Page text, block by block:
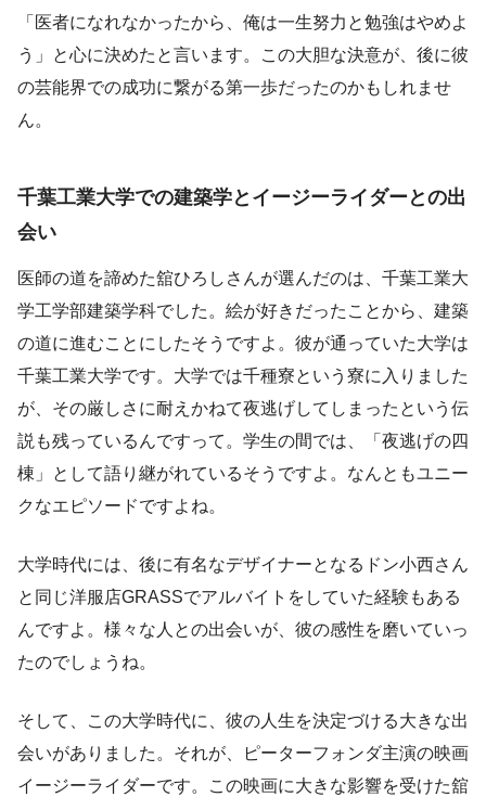
「医者になれなかったから、俺は一生努力と勉強はやめよ
う」と心に決めたと言います。この大胆な決意が、後に彼
の芸能界での成功に繋がる第一歩だったのかもしれませ
ん。
千葉工業大学での建築学とイージーライダーとの出
会い
医師の道を諦めた舘ひろしさんが選んだのは、千葉工業大
学工学部建築学科でした。絵が好きだったことから、建築
の道に進むことにしたそうですよ。彼が通っていた大学は
千葉工業大学です。大学では千種寮という寮に入りました
が、その厳しさに耐えかねて夜逃げしてしまったという伝
説も残っているんですって。学生の間では、「夜逃げの四
棟」として語り継がれているそうですよ。なんともユニー
クなエピソードですよね。
大学時代には、後に有名なデザイナーとなるドン小西さん
と同じ洋服店GRASSでアルバイトをしていた経験もある
んですよ。様々な人との出会いが、彼の感性を磨いていっ
たのでしょうね。
そして、この大学時代に、彼の人生を決定づける大きな出
会いがありました。それが、ピーターフォンダ主演の映画
イージーライダーです。この映画に大きな影響を受けた舘